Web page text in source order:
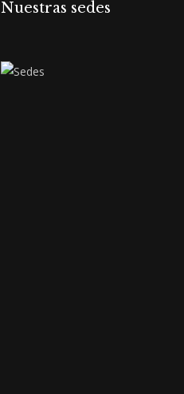
Nuestras sedes